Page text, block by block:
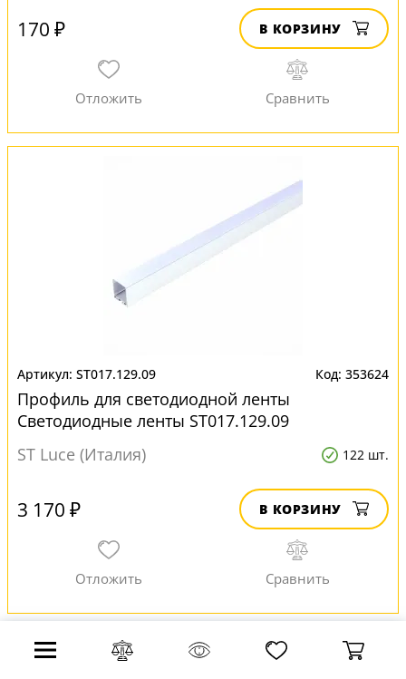
170 ₽ В КОРЗИНУ
ST017.129.09 353624
Профиль для светодиодной ленты
Светодиодные ленты ST017.129.09
ST Luce (Италия)
122 шт.
3 170 ₽ В КОРЗИНУ